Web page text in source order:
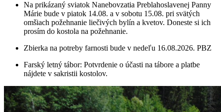
Na prikázaný sviatok Nanebovzatia Preblahoslavenej Panny
Márie bude v piatok 14.08. a v sobotu 15.08. pri svätých
omšiach požehnanie liečivých bylín a kvetov. Doneste si ich
prosím do kostola na požehnanie.
Zbierka na potreby farnosti bude v nedeľu 16.08.2026. PBZ
Farský letný tábor: Potvrdenie o účasti na tábore a platbe
nájdete v sakristii kostolov.